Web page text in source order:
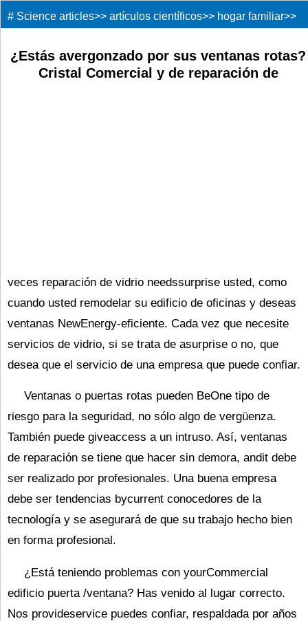
# Science articles>> artículos científicos>> hogar familiar>>
¿Estás avergonzado por sus ventanas rotas?
Cristal Comercial y de reparación de
veces reparación de vidrio needssurprise usted, como
cuando usted remodelar su edificio de oficinas y deseas
ventanas NewEnergy-eficiente. Cada vez que necesite
servicios de vidrio, si se trata de asurprise o no, que
desea que el servicio de una empresa que puede confiar.
Ventanas o puertas rotas pueden BeOne tipo de
riesgo para la seguridad, no sólo algo de vergüenza.
También puede giveaccess a un intruso. Así, ventanas
de reparación se tiene que hacer sin demora, andit debe
ser realizado por profesionales. Una buena empresa
debe ser tendencias bycurrent conocedores de la
tecnología y se asegurará de que su trabajo hecho bien
en forma profesional.
¿Está teniendo problemas con yourCommercial
edificio puerta /ventana? Has venido al lugar correcto.
Nos provideservice puedes confiar, respaldada por años